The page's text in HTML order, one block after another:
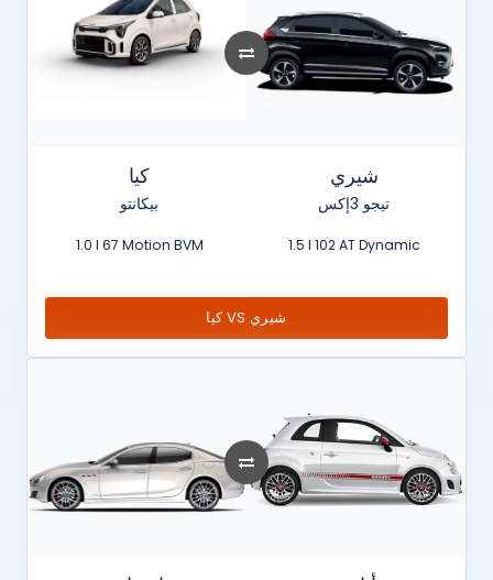
كيا
بيكانتو
1.0 l 67 Motion BVM
شيري
تيجو 3إكس
1.5 l 102 AT Dynamic
كيا VS شيري